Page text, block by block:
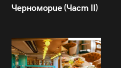
Черноморие (Част II)